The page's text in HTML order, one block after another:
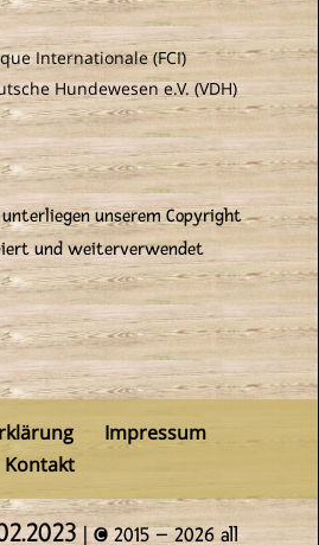
Internationale (FCI)
Hundewesen e.V. (VDH)
unserem Copyright
und weiterverwendet
Impressum
Kontakt
| © 2015 –2026all